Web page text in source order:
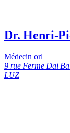
Dr. Henri-
Médecin orl
9 rue Ferme Dai
LUZ